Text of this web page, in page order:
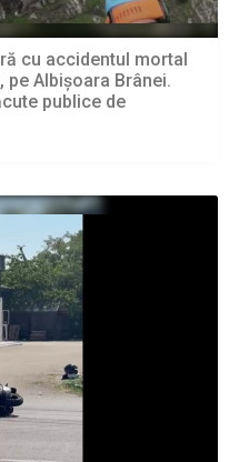
cu accidentul mortal
pe Albișoara Brânei.
publice de